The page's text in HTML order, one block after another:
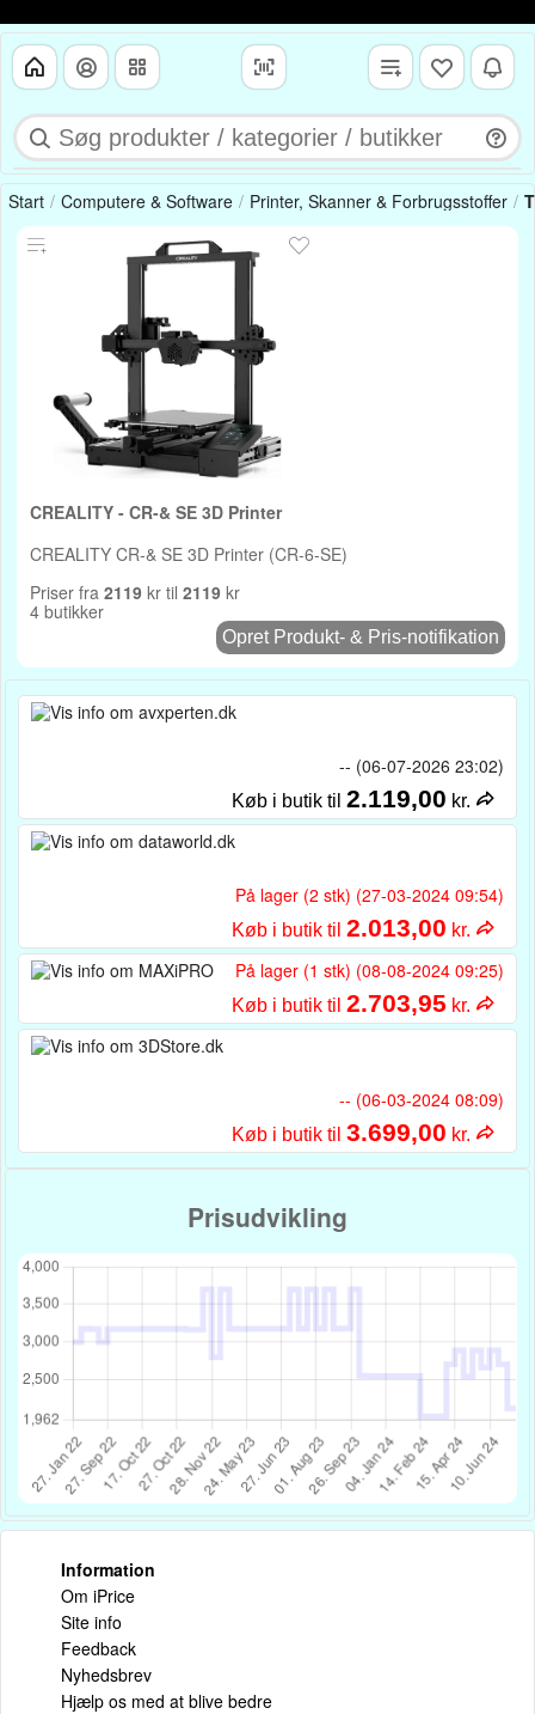
Start Computere & Software Printer, Skanner & Forbrugsstoffer
CREALITY - CR-& SE 3D Printer
CREALITY CR-& SE 3D Printer (CR-6-SE)
Priser fra 2119 kr til 2119 kr
4 butikker
Opret Produkt- & Pris-notifikation
-- (06-07-2026 23:02)
Køb i butik til 2.119,00 kr.
På lager (2 stk) (27-03-2024 09:54)
Køb i butik til 2.013,00 kr.
På lager (1 stk) (08-08-2024 09:25)
Køb i butik til 2.703,95 kr.
-- (06-03-2024 08:09)
Køb i butik til 3.699,00 kr.
Prisudvikling
Information
Om iPrice
Site info
Feedback
Nyhedsbrev
Hjælp os med at blive bedre